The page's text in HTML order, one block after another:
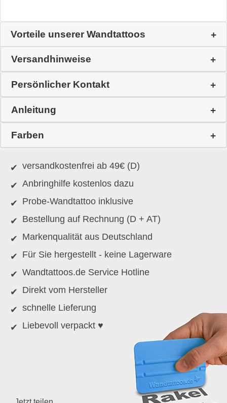
Vorteile unserer Wandtattoos
Versandhinweise
Persönlicher Kontakt
Anleitung
Farben
versandkostenfrei ab 49€ (D)
Anbringhilfe kostenlos dazu
Probe-Wandtattoo inklusive
Bestellung auf Rechnung (D + AT)
Markenqualität aus Deutschland
Für Sie hergestellt - keine Lagerware
Wandtattoos.de Service Hotline
Direkt vom Hersteller
schnelle Lieferung
Liebevoll verpackt ♥